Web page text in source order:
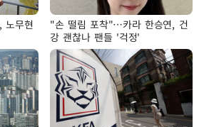
노무현
"손 떨림 포착"…카라 한승연, 건
강 괜찮나 팬들 '걱정'